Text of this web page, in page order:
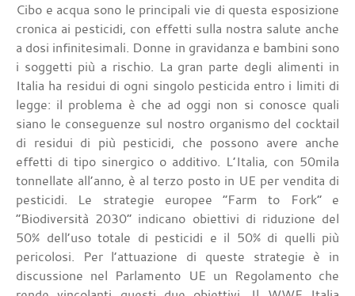
Cibo e acqua sono le principali vie di questa esposizione
cronica ai pesticidi, con effetti sulla nostra salute anche
a dosi infinitesimali. Donne in gravidanza e bambini sono
i soggetti più a rischio. La gran parte degli alimenti in
Italia ha residui di ogni singolo pesticida entro i limiti di
legge: il problema è che ad oggi non si conosce quali
siano le conseguenze sul nostro organismo del cocktail
di residui di più pesticidi, che possono avere anche
effetti di tipo sinergico o additivo. L’Italia, con 50mila
tonnellate all’anno, è al terzo posto in UE per vendita di
pesticidi. Le strategie europee “Farm to Fork” e
“Biodiversità 2030” indicano obiettivi di riduzione del
50% dell’uso totale di pesticidi e il 50% di quelli più
pericolosi. Per l’attuazione di queste strategie è in
discussione nel Parlamento UE un Regolamento che